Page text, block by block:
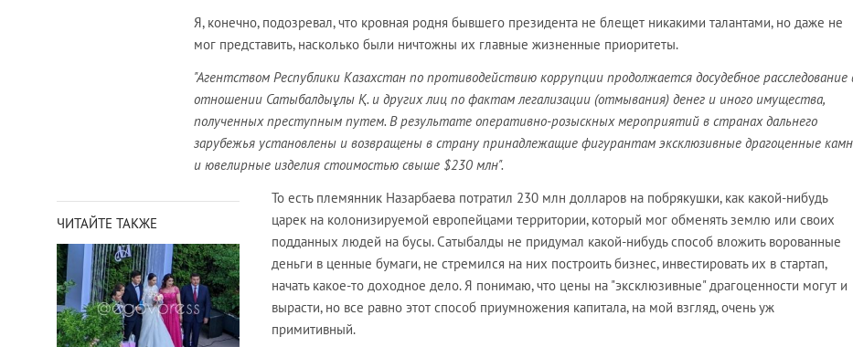
Я, конечно, подозревал, что кровная родня бывшего президента не блещет никакими талантами, но даже не
мог представить, насколько были ничтожны их главные жизненные приоритеты.
"Агентством Республики Казахстан по противодействию коррупции продолжается досудебное расследование
отношении Сатыбалдыұлы Қ. и других лиц по фактам легализации (отмывания) денег и иного имущества,
полученных преступным путем. В результате оперативно-розыскных мероприятий в странах дальнего
зарубежья установлены и возвращены в страну принадлежащие фигурантам эксклюзивные драгоценные
и ювелирные изделия стоимостью свыше $230 млн".
ЧИТАЙТЕ ТАКЖЕ
То есть племянник Назарбаева потратил 230 млн долларов на побрякушки, как какой-нибудь
царек на колонизируемой европейцами территории, который мог обменять землю или своих
подданных людей на бусы. Сатыбалды не придумал какой-нибудь способ вложить ворованные
деньги в ценные бумаги, не стремился на них построить бизнес, инвестировать их в стартап,
начать какое-то доходное дело. Я понимаю, что цены на "эксклюзивные" драгоценности могут и
вырасти, но все равно этот способ приумножения капитала, на мой взгляд, очень уж
примитивный.